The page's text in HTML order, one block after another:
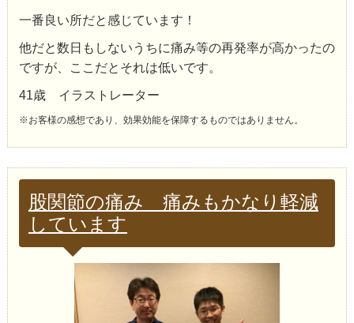
一番良い所だと感じています！
他だと数日もしないうちに痛み等の再発率が高かったの
ですが、ここだとそれは低いです。
41歳 イラストレーター
※お客様の感想であり、効果効能を保障するものではありません。
股関節の痛み 痛みもかなり軽減
しています